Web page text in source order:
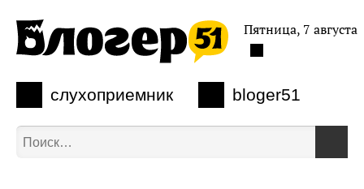
слухоприемник bloger51
Пятница, 7 августа